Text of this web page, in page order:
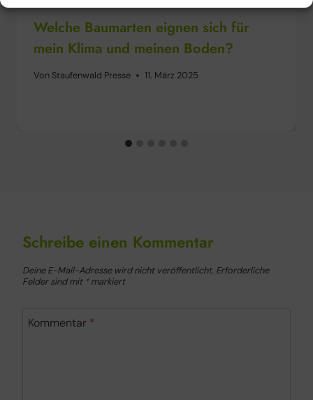
Welche Baumarten eignen sich für
mein Klima und meinen Boden?
Von Staufenwald Presse 11. März 2025
Schreibe einen Kommentar
Deine E-Mail-Adresse wird nicht veröffentlicht. Erforderliche
Felder sind mit *markiert
Kommentar *